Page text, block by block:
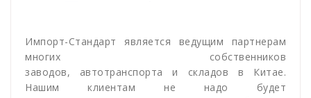
Импорт-Стандарт является ведущим партнерам
многих собственников
заводов, автотранспорта и складов в Китае.
Нашим клиентам не надо будет